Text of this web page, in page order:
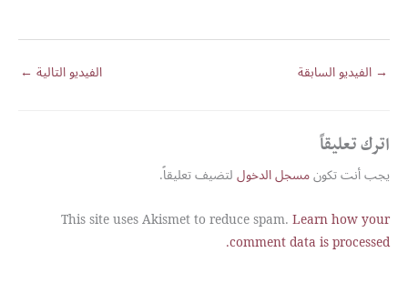
→ الفيديو السابقة الفيديو التالية ←
اترك تعليقاً
يجب أنت تكونمسجل الدخوللتضيف تعليقاً.
This site uses Akismet to reduce spam.Learn how your
comment data is processed.